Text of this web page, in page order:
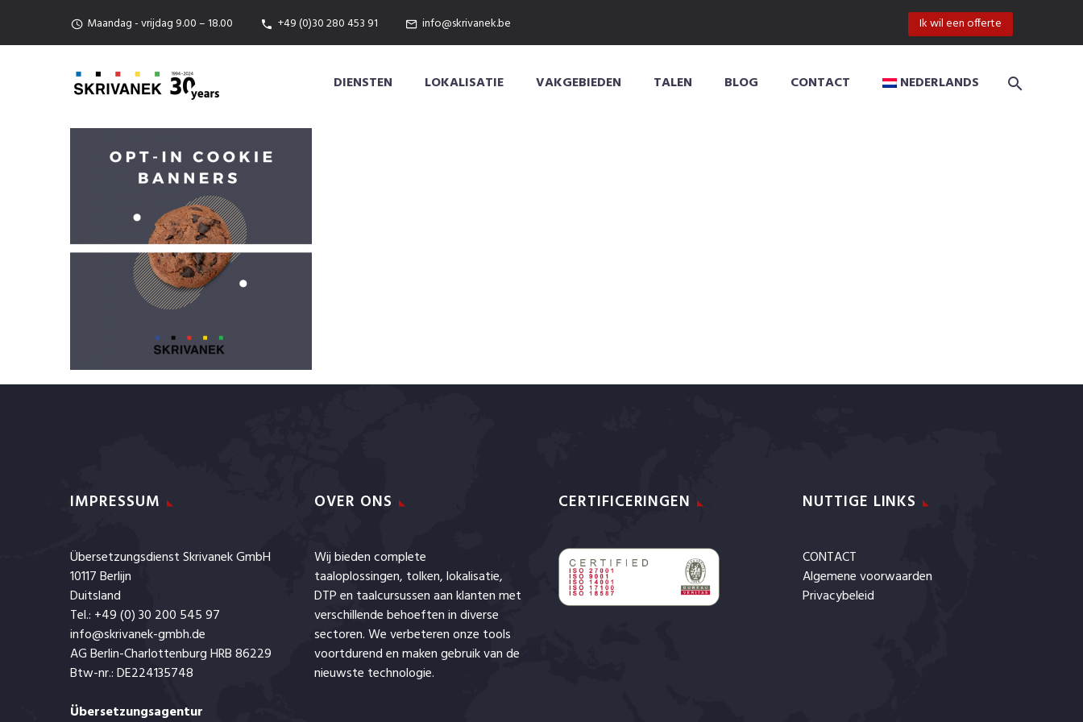
Maandag - vrijdag 9.00 – 18.00 +49 (0)30 280 453 91 info@skrivanek.be Ik wil een offerte
DIENSTEN LOKALISATIE VAKGEBIEDEN TALEN BLOG CONTACT NEDERLANDS
IMPRESSUM
Übersetzungsdienst Skrivanek GmbH
10117 Berlijn
Duitsland
Tel.: +49 (0) 30 200 545 97
info@skrivanek-gmbh.de
AG Berlin-Charlottenburg HRB 86229
Btw-nr.: DE224135748
Übersetzungsagentur
OVER ONS
Wij bieden complete
taaloplossingen, tolken,lokalisatie,
DTP en taalcursussen aan klanten met
verschillende behoeften in diverse
sectoren. We verbeteren onze tools
voortdurend en maken gebruik van de
nieuwste technologie.
CERTIFICERINGEN NUTTIGE LINKS
CONTACT
Algemene voorwaarden
Privacybeleid